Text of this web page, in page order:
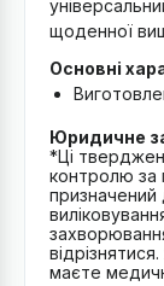
щоденної
Основні
Юридичне
*Ці
контролю за
призначений
маєте